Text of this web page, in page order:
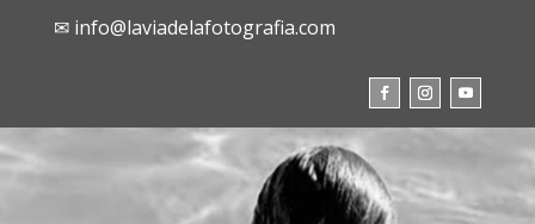
✉ info@laviadelafotografia.com